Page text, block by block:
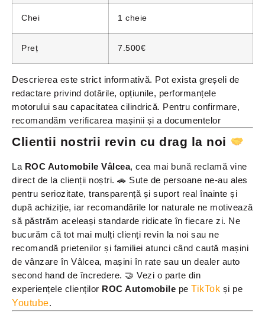
Chei 1 cheie
Preț 7.500€
Descrierea este strict informativă. Pot exista greșeli de
redactare privind dotările, opțiunile, performanțele
motorului sau capacitatea cilindrică. Pentru confirmare,
recomandăm verificarea mașinii și a documentelor
Clientii nostrii revin cu drag la noi
La ROC Automobile Vâlcea, cea mai bună reclamă vine
direct de la clienții noștri. 🚗 Sute de persoane ne-au ales
pentru seriozitate, transparență și suport real înainte și
după achiziție, iar recomandările lor naturale ne motivează
să păstrăm aceleași standarde ridicate în fiecare zi. Ne
bucurăm că tot mai mulți clienți revin la noi sau ne
recomandă prietenilor și familiei atunci când caută mașini
de vânzare în Vâlcea, mașini în rate sau un dealer auto
second hand de încredere. 🤝 Vezi o parte din
experiențele clienților ROC Automobile pe TikTok și pe
Youtube.